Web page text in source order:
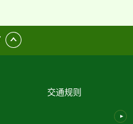
交通规则